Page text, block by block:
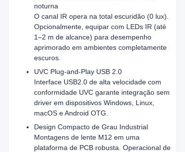
noturna
O canal IR opera na total escuridão (0 lux).
Opcionalmente, equipar com LEDs IR (até
1–2 m de alcance) para desempenho
aprimorado em ambientes completamente
escuros.
UVC Plug‑and‑Play USB 2.0
Interface USB2.0 de alta velocidade com
conformidade UVC garante integração sem
driver em dispositivos Windows, Linux,
macOS e Android OTG.
Design Compacto de Grau Industrial
Montagens de lente M12 em uma
plataforma de PCB robusta. Operacional de